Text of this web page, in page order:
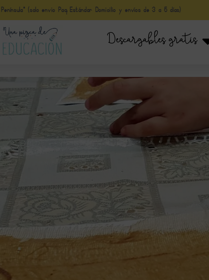
(solo envio Paq Estándar Domicilio y envíos de 3 a 5 días)
Descargables gratis